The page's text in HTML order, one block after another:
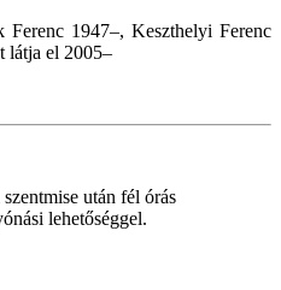
Ferenc 1947–, Keszthelyi Ferenc
látja el 2005–
után fél órás
lehetőséggel.